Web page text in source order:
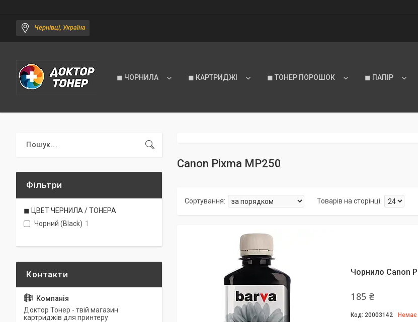
Чернівці, Україна
◼ ЧОРНИЛА ◼ КАРТРИДЖІ ◼ ТОНЕР ПОРОШОК ◼ ПАПІР
Canon Pixma MP250
Чорнило Canon
185 ₴
20003142 Немає
Фільтри
◼ ЦВЕТ ЧЕРНИЛА / ТОНЕРА
Чорний (Black) 1
Доктор Тонер - твій магазин
картриджів для принтеру